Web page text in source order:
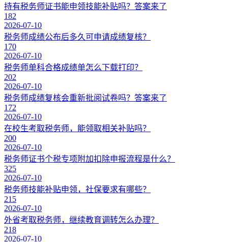
持有税务师证书能申领技能补贴吗？答案来了
182
2026-07-10
税务师成绩公布后多久可申请成绩复核？
170
2026-07-10
税务师单科合格成绩单怎么下载打印？
202
2026-07-10
税务师成绩复核会重新批阅试卷吗？答案来了
172
2026-07-10
在校生考取税务师，能领取相关补贴吗？
200
2026-07-10
税务师证书个税专项附加扣除申报流程是什么？
325
2026-07-10
税务师技能补贴申领，社保要求有哪些？
215
2026-07-10
外省考取税务师，继续教育调转怎么办理？
218
2026-07-10